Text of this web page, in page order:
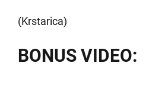
(Krstarica)
BONUS VIDEO: